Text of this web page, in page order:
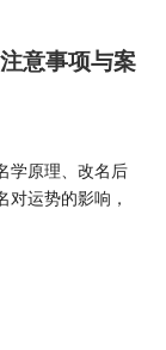
意事项与案
学原理、改名后
对运势的影响，